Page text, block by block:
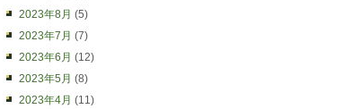
2023年8月 (5)
2023年7月 (7)
2023年6月 (12)
2023年5月 (8)
2023年4月 (11)